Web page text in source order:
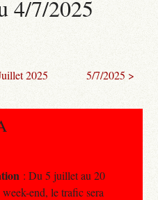
4/7/2025
2025 5/7/2025 >
: Du 5 juillet au 20
end, le trafic sera